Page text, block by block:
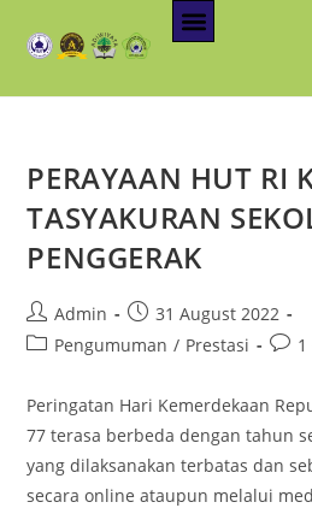
PERAYAAN HUT RI
TASYAKURAN
PENGGERAK
Admin
31 August 2022
Pengumuman / Prestasi
Peringatan Hari Kemerdekaan
77 terasa berbeda dengan tahun
yang dilaksanakan terbatas dan
secara online ataupun melalui